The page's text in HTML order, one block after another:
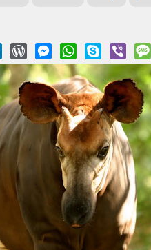
LinkedInWordPressMessengerWhatsApp
Skype Viber